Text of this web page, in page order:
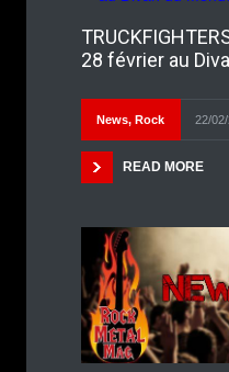
28 février au
News, Rock 22/
READ MORE